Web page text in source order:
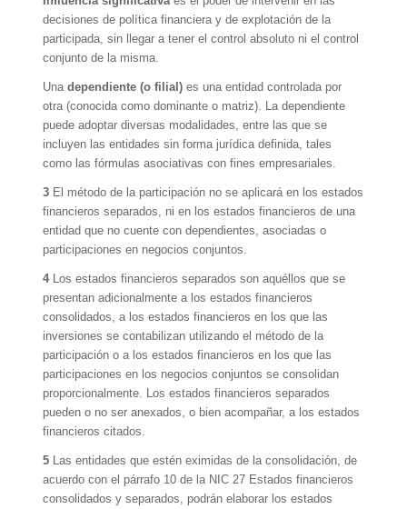
decisiones de política financiera y de explotación de la
participada, sin llegar a tener el control absoluto ni el control
conjunto de la misma.
Unadependiente (o filial) es una entidad controlada por
otra (conocida como dominante o matriz). La dependiente
puede adoptar diversas modalidades, entre las que se
incluyen las entidades sin forma jurídica definida, tales
como las fórmulas asociativas con fines empresariales.
3 El método de la participación no se aplicará en los estados
financieros separados, ni en los estados financieros de una
entidad que no cuente con dependientes, asociadas o
participaciones en negocios conjuntos.
4Los estados financieros separados son aquéllos que se
presentan adicionalmente a los estados financieros
consolidados, a los estados financieros en los que las
inversiones se contabilizan utilizando el método de la
participación o a los estados financieros en los que las
participaciones en los negocios conjuntos se consolidan
proporcionalmente. Los estados financieros separados
pueden o no ser anexados, o bien acompañar, a los estados
financieros citados.
5 Las entidades que estén eximidas de la consolidación, de
acuerdo con el párrafo 10 de la NIC 27 Estados financieros
consolidados y separados, podrán elaborar los estados